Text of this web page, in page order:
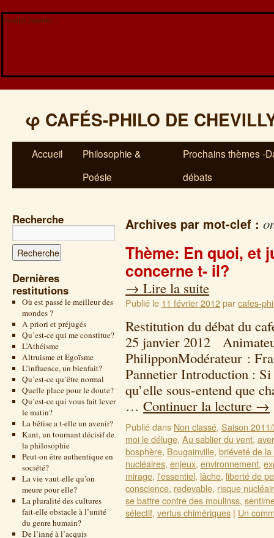
Veuillez patienter...
φ CAFÉS-PHILO DE
Accueil
Philosophie &
Poésie
Prochains thèmes -
débats
Recherche
Dernières
restitutions
Où est passé le meilleur des
mondes ?
A priori et préjugés
Qu’est-ce qui me constitue?
L’Athéisme
Altruisme et Egoïsme
L’influence, un bienfait?
Qu’est-ce qu’être normal
Quelle place pour le doute?
Qu’est-ce qui vous fait lever
le matin?
La bêtise a t-elle un avenir?
Kant, un tournant décisif de
la philosophie
Peut-on être authentique en
société?
La vie vaut-elle qu’on
meure pour elle?
La pluralité des cultures
fait-elle obstacle à l’unité
du genre humain?
De l’inné à l’acquis
Archives par mot-clef :
Thème: En quoi, et
concerne t- il?
→ Lire la suite
Publié le 11 février 2012parcafes-
Restitution du débat du
25 janvier 2012
PhilipponModérateur :
Pannetier Introduction :
qu’elle sous-entend que
… Continuer la lecture →
Publié dans Non classé, Saison
moi le déluge, Au sablier du vent,
bosphère, Bougainville, briéveté de la
nucléaires, enjeux, environnement,
mirage, l'essentiel, lâche, liberté de
conscience, redevable, risque
se battre contre des moulinss,
sélectif, vertus chimériques | Un